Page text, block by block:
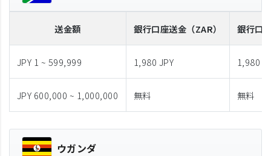
送金額 銀行口座送金 （ZAR） 銀行口
JPY 1 ~ 599,999 1,980 JPY 1,980
JPY 600,000 ~ 1,000,000 無料 無料
ウガンダ